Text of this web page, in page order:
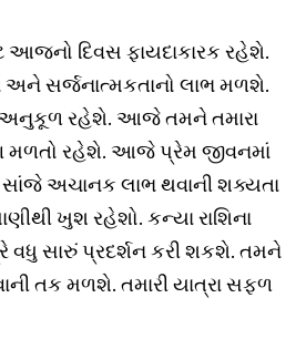
આજનો દિવસ ફાયદાકારક રહેશે.
અને સર્જનાત્મકતાનો લાભ મળશે.
અનુકૂળ રહેશે. આજે તમને તમારા
મળતો રહેશે. આજે પ્રેમ જીવનમાં
અચાનક લાભ થવાની શક્યતા
ખુશ રહેશો. કન્યા રાશિના
વધુ સારું પ્રદર્શન કરી શકશે. તમને
તક મળશે. તમારી યાત્રા સફળ